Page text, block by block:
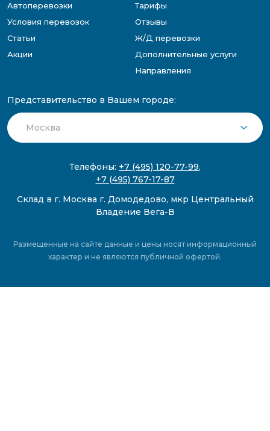
Автоперевозки
Тарифы
Условия перевозок
Отзывы
Статьи
Ж/Д перевозки
Акции
Дополнительные услуги
Направления
Представительство в Вашем городе:
Телефоны: +7 (495) 120-77-99,
+7 (495) 767-17-87
Склад в г. Москва г. Домодедово, мкр Центральный
Владение Вега-В
Размещенные на сайте данные и цены носят информационный
характер и не являются публичной офертой.